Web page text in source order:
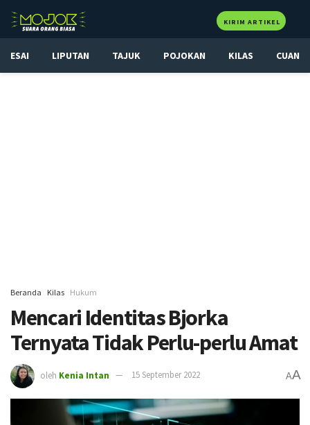
KIRIM ARTIKEL
ESAI LIPUTAN TAJUK POJOKAN KILAS CUAN
Beranda Kilas Hukum
Mencari Identitas Bjorka
Ternyata Tidak Perlu-perlu Amat
oleh Kenia Intan 15 September 2022 AA